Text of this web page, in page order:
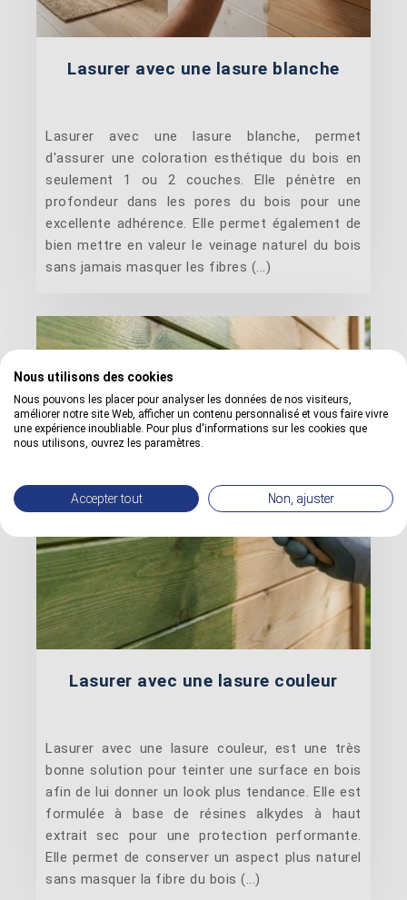
Lasurer avec une lasure blanche
Lasurer avec une lasure blanche, permet
d'assurer une coloration esthétique du bois en
seulement 1 ou 2 couches. Elle pénètre en
profondeur dans les pores du bois pour une
excellente adhérence. Elle permet également de
bien mettre en valeur le veinage naturel du bois
sans jamais masquer les fibres (...)
Lasurer avec une lasure couleur
Lasurer avec une lasure couleur, est une très
bonne solution pour teinter une surface en bois
afin de lui donner un look plus tendance. Elle est
formulée à base de résines alkydes à haut
extrait sec pour une protection performante.
Elle permet de conserver un aspect plus naturel
sans masquer la fibre du bois (...)
Nous utilisons des cookies
Nous pouvons les placer pour analyser les données de nos visiteurs,
améliorer notre site Web, afficher un contenu personnalisé et vous faire vivre
une expérience inoubliable. Pour plus d'informations sur les cookies que
nous utilisons, ouvrez les paramètres.
Accepter tout Non, ajuster